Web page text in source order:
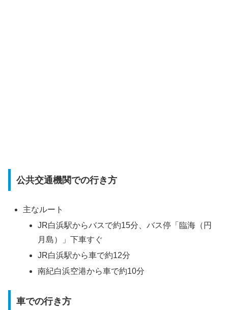
公共交通機関での行き方
主なルート
JR白浜駅からバスで約15分、バス停「臨海（円
月島）」下車すぐ
JR白浜駅から車で約12分
南紀白浜空港から車で約10分
車での行き方